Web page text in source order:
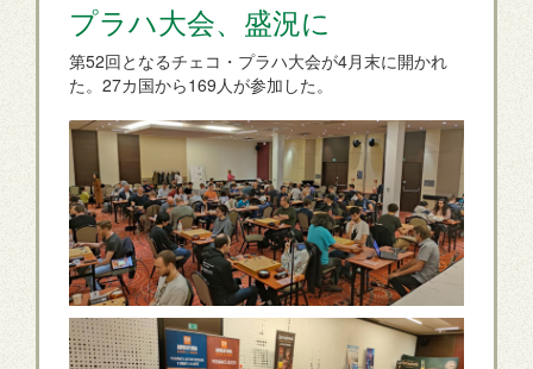
プラハ大会、盛況に
第52回となるチェコ・プラハ大会が4月末に開かれ
た。27カ国から169人が参加した。